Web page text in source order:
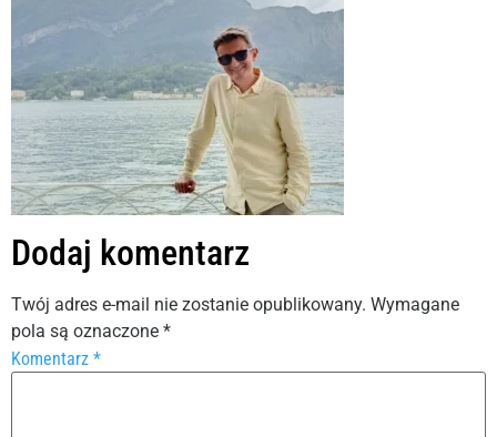
Dodaj komentarz
Twój adres e-mail nie zostanie opublikowany. Wymagane
pola są oznaczone *
Komentarz *